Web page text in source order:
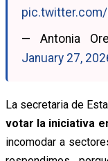
pic.twitter.com/
— Antonia
January 27,
La secretaria de
votar la iniciativa
incomodar a